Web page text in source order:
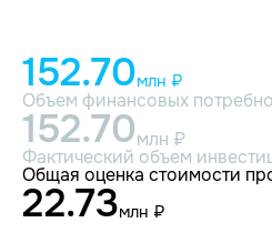
152.70млн ₽
Объем финансовых
152.70млн ₽
Фактический объем
Общая оценка стоимости
22.73млн ₽